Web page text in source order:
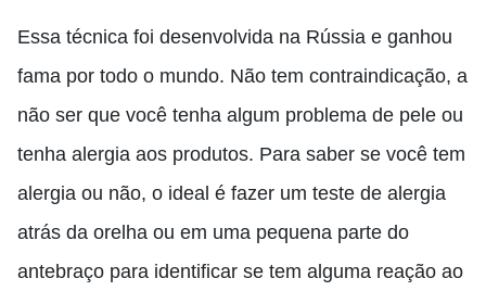
Essa técnica foi desenvolvida na Rússia e ganhou
fama por todo o mundo. Não tem contraindicação, a
não ser que você tenha algum problema de pele ou
tenha alergia aos produtos. Para saber se você tem
alergia ou não, o ideal é fazer um teste de alergia
atrás da orelha ou em uma pequena parte do
antebraço para identificar se tem alguma reação ao